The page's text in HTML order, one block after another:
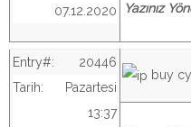
07.12.2020
Yazınız
Entry#:
20446
Tarih:
Pazartesi
13:37
buy